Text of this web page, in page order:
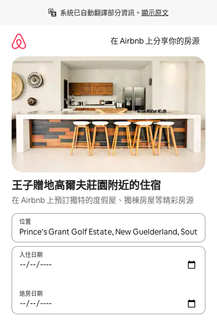
系統已自動翻譯部分資訊。 顯示原文
在 Airbnb 上分享你的房源
王子贈地高爾夫莊園附近的住宿
在 Airbnb 上預訂獨特的度假屋、獨棟房屋等精彩房源
位置
如有搜尋結果，瀏覽內容時請使用上下箭頭，或輕點、滑動裝置。
入住日期
退房日期